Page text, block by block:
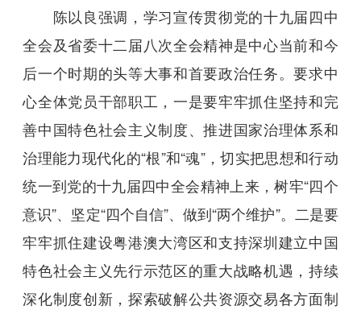
陈以良强调，学习宣传贯彻党的十九届四中
全会及省委十二届八次全会精神是中心当前和今
后一个时期的头等大事和首要政治任务。要求中
心全体党员干部职工，一是要牢牢抓住坚持和完
善中国特色社会主义制度、推进国家治理体系和
治理能力现代化的“根”和“魂”，切实把思想和行动
统一到党的十九届四中全会精神上来，树牢“四个
意识”、坚定“四个自信”、做到“两个维护”。二是要
牢牢抓住建设粤港澳大湾区和支持深圳建立中国
特色社会主义先行示范区的重大战略机遇，持续
深化制度创新，探索破解公共资源交易各方面制